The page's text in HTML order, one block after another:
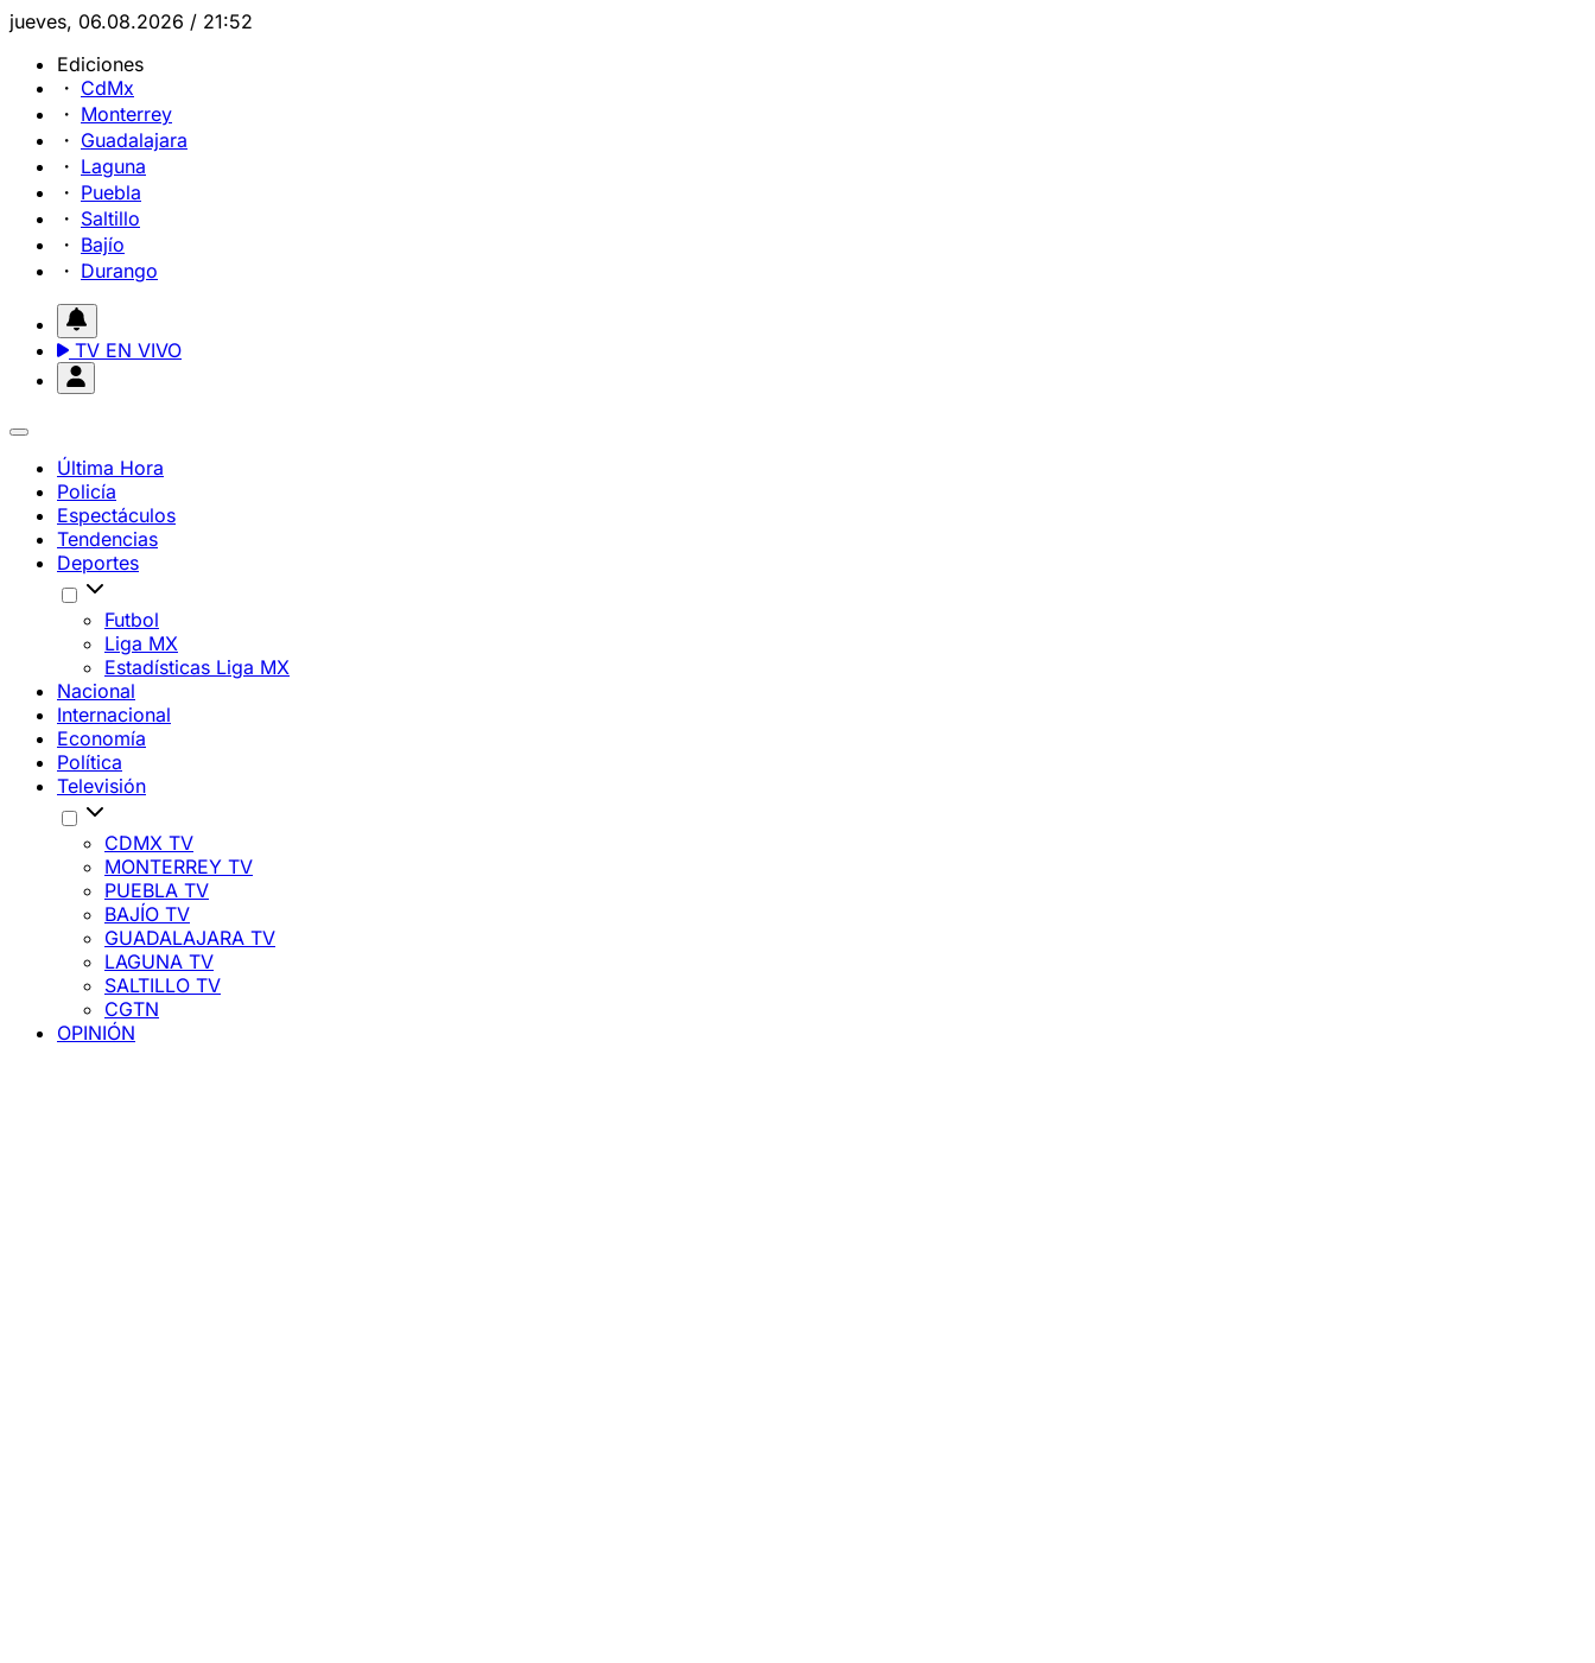
jueves, 06.08.2026 / 21:52
Ediciones
CdMx
Monterrey
Guadalajara
Laguna
Puebla
Saltillo
Bajío
Durango
TV EN VIVO
Última Hora
Policía
Espectáculos
Tendencias
Deportes
Futbol
Liga MX
Estadísticas Liga MX
Nacional
Internacional
Economía
Política
Televisión
CDMX TV
MONTERREY TV
PUEBLA TV
BAJÍO TV
GUADALAJARA TV
LAGUNA TV
SALTILLO TV
CGTN
OPINIÓN